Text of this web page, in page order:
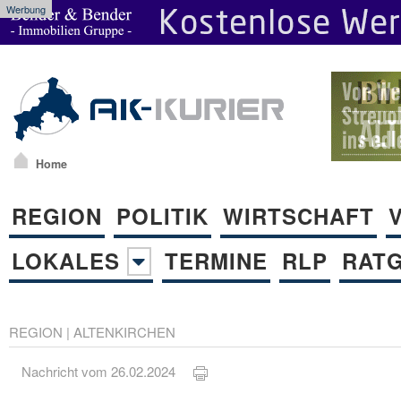
Werbung
Home
REGION POLITIK WIRTSCHAFT
LOKALES
TERMINE RLP
REGION | ALTENKIRCHEN
Nachricht vom 26.02.2024